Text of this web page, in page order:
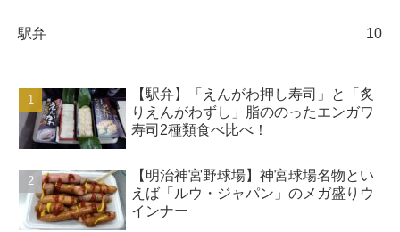
駅弁 10
【駅弁】「えんがわ押し寿司」と「炙
りえんがわずし」脂ののったエンガワ
寿司2種類食べ比べ！
【明治神宮野球場】神宮球場名物とい
えば「ルウ・ジャパン」のメガ盛りウ
インナー